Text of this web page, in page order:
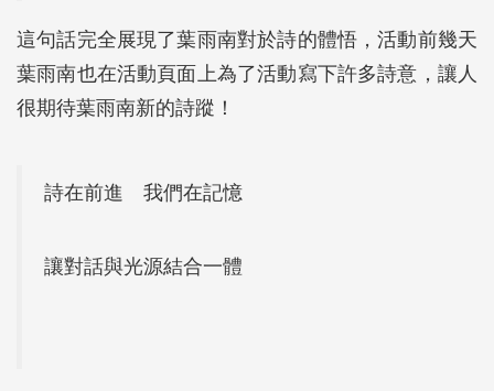
這句話完全展現了葉雨南對於詩的體悟，活動前幾天
葉雨南也在活動頁面上為了活動寫下許多詩意，讓人
很期待葉雨南新的詩蹤！
詩在前進 我們在記憶
讓對話與光源結合一體